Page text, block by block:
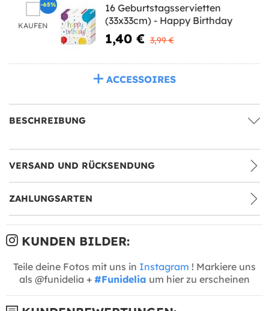
KAUFEN
16 Geburtstagsservietten
(33x33cm) - Happy Birthday
1,40 € 3,99 €
-65%
ACCESSOIRES
BESCHREIBUNG
VERSAND UND RÜCKSENDUNG
ZAHLUNGSARTEN
KUNDEN BILDER:
Teile deine Fotos mit uns in Instagram ! Markiere uns
als @funidelia + #Funidelia um hier zu erscheinen